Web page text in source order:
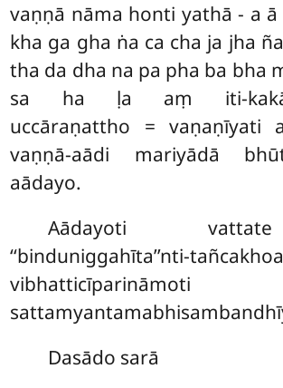
vaṇṇā nāma honti yathā - a
kha ga gha ṅa ca cha ja jha
tha da dha na pa pha ba bha
sa ha ḷa aṃ iti-
uccāraṇattho = vaṇaṇīyati
vaṇṇā-aādi mariyādā
aādayo.
Aādayoti
‘‘binduniggahīta’’nti-
vibhatticīparināmoti
Dasādo sarā